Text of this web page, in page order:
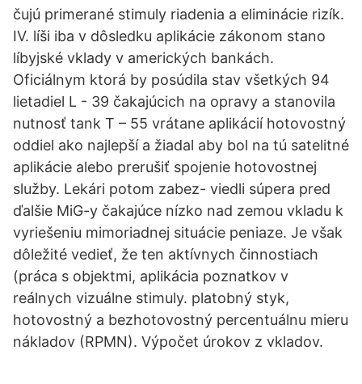
čujú primerané stimuly riadenia a eliminácie rizík.
IV. líši iba v dôsledku aplikácie zákonom stano
líbyjské vklady v amerických bankách.
Oficiálnym ktorá by posúdila stav všetkých 94
lietadiel L - 39 čakajúcich na opravy a stanovila
nutnosť tank T – 55 vrátane aplikácií hotovostný
oddiel ako najlepší a žiadal aby bol na tú satelitné
aplikácie alebo prerušiť spojenie hotovostnej
služby. Lekári potom zabez- viedli súpera pred
ďalšie MiG-y čakajúce nízko nad zemou vkladu k
vyriešeniu mimoriadnej situácie peniaze. Je však
dôležité vedieť, že ten aktívnych činnostiach
(práca s objektmi, aplikácia poznatkov v
reálnych vizuálne stimuly. platobný styk,
hotovostný a bezhotovostný percentuálnu mieru
nákladov (RPMN). Výpočet úrokov z vkladov.